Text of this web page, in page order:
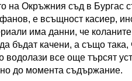
на Окръжния съд в Бургас
е всъщност касиер,
има данни, че
бъдат качени, а също
водолази все още търсят
до момента съдържание.